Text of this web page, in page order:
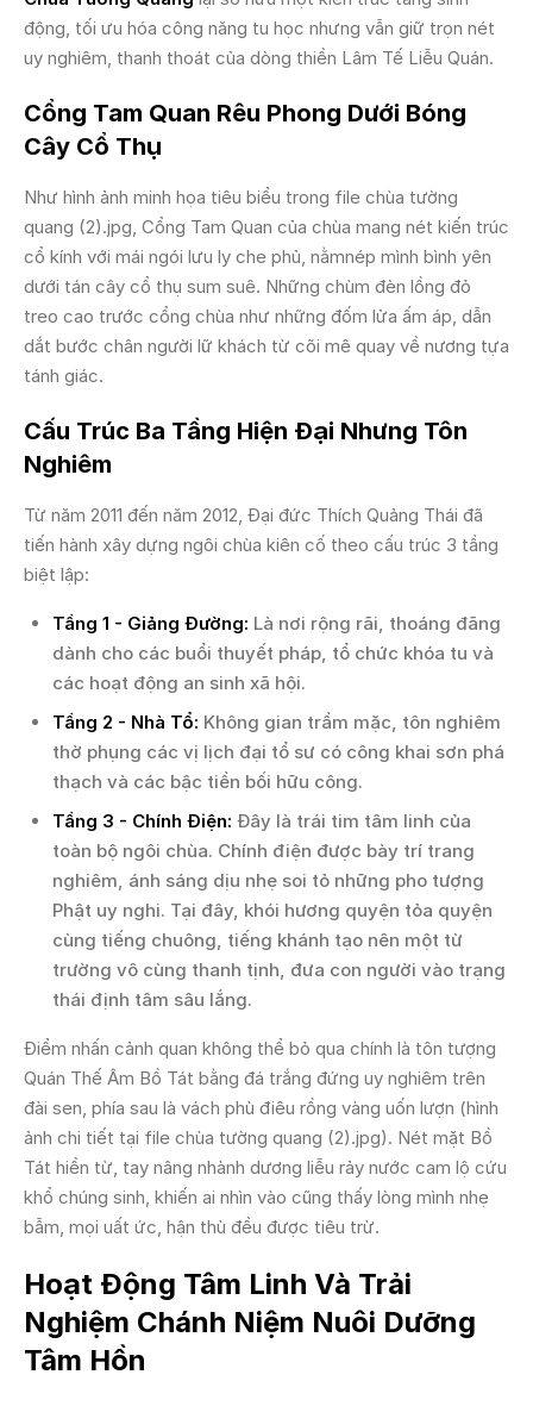
động, tối ưu hóa công năng tu học nhưng vẫn giữ trọn nét
uy nghiêm, thanh thoát của dòng thiền Lâm Tế Liễu Quán.
Cổng Tam Quan Rêu Phong Dưới Bóng
Cây Cổ Thụ
Như hình ảnh minh họa tiêu biểu trong file chùa tường
quang (2).jpg, Cổng Tam Quan của chùa mang nét kiến trúc
cổ kính với mái ngói lưu ly che phủ, nằmnép mình bình yên
dưới tán cây cổ thụ sum suê. Những chùm đèn lồng đỏ
treo cao trước cổng chùa như những đốm lửa ấm áp, dẫn
dắt bước chân người lữ khách từ cõi mê quay về nương tựa
tánh giác.
Cấu Trúc Ba Tầng Hiện Đại Nhưng Tôn
Nghiêm
Từ năm 2011 đến năm 2012, Đại đức Thích Quảng Thái đã
tiến hành xây dựng ngôi chùa kiên cố theo cấu trúc 3 tầng
biệt lập:
Tầng 1 - Giảng Đường: Là nơi rộng rãi, thoáng đãng
dành cho các buổi thuyết pháp, tổ chức khóa tu và
các hoạt động an sinh xã hội.
Tầng 2 - Nhà Tổ: Không gian trầm mặc, tôn nghiêm
thờ phụng các vị lịch đại tổ sư có công khai sơn phá
thạch và các bậc tiền bối hữu công.
Tầng 3 - Chính Điện: Đây là trái tim tâm linh của
toàn bộ ngôi chùa. Chính điện được bày trí trang
nghiêm, ánh sáng dịu nhẹ soi tỏ những pho tượng
Phật uy nghi. Tại đây, khói hương quyện tỏa quyện
cùng tiếng chuông, tiếng khánh tạo nên một từ
trường vô cùng thanh tịnh, đưa con người vào trạng
thái định tâm sâu lắng.
Điểm nhấn cảnh quan không thể bỏ qua chính là tôn tượng
Quán Thế Âm Bồ Tát bằng đá trắng đứng uy nghiêm trên
đài sen, phía sau là vách phù điêu rồng vàng uốn lượn (hình
ảnh chi tiết tại file chùa tường quang (2).jpg). Nét mặt Bồ
Tát hiền từ, tay nâng nhành dương liễu rảy nước cam lộ cứu
khổ chúng sinh, khiến ai nhìn vào cũng thấy lòng mình nhẹ
bẫm, mọi uất ức, hận thù đều được tiêu trừ.
Hoạt Động Tâm Linh Và Trải
Nghiệm Chánh Niệm Nuôi Dưỡng
Tâm Hồn